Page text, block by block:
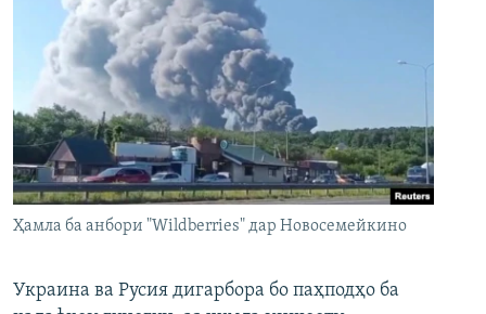
Ҳамла ба анбори "Wildberries" дар Новосемейкино
Украина ва Русия дигарбора бо паҳподҳо ба